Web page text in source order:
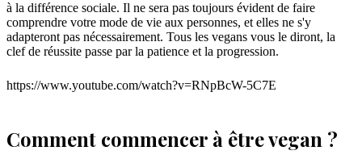
à la différence sociale. Il ne sera pas toujours évident de faire
comprendre votre mode de vie aux personnes, et elles ne s'y
adapteront pas nécessairement. Tous les vegans vous le diront, la
clef de réussite passe par la patience et la progression.
https://www.youtube.com/watch?v=RNpBcW-5C7E
Comment commencer à être vegan ?